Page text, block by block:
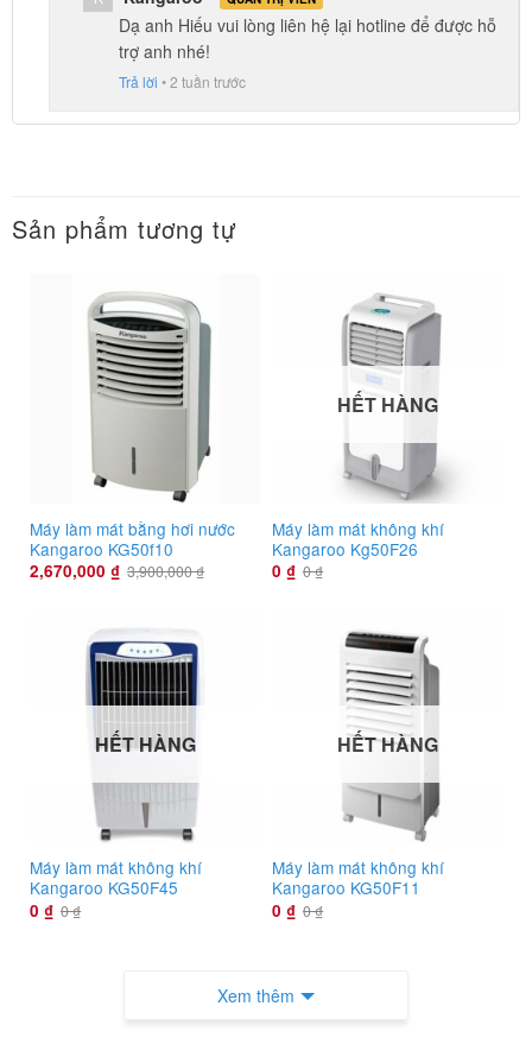
Dạ anh Hiếu vui lòng liên hệ lại hotline để được hỗ
trợ anh nhé!
Trả lời •2 tuần trước
Sản phẩm tương tự
Máy làm mát bằng hơi nước
Kangaroo KG50f10
2,670,000 ₫ 3,900,000₫
HẾT HÀNG
Máy làm mát không khí
Kangaroo Kg50F26
0 ₫ 0₫
HẾT HÀNG
Máy làm mát không khí
Kangaroo KG50F45
0 ₫ 0₫
HẾT HÀNG
Máy làm mát không khí
Kangaroo KG50F11
0 ₫ 0₫
Xem thêm